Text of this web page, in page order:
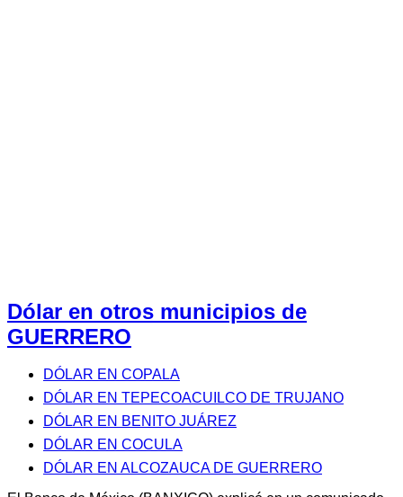
Dólar en otros municipios de
GUERRERO
DÓLAR EN COPALA
DÓLAR EN TEPECOACUILCO DE TRUJANO
DÓLAR EN BENITO JUÁREZ
DÓLAR EN COCULA
DÓLAR EN ALCOZAUCA DE GUERRERO